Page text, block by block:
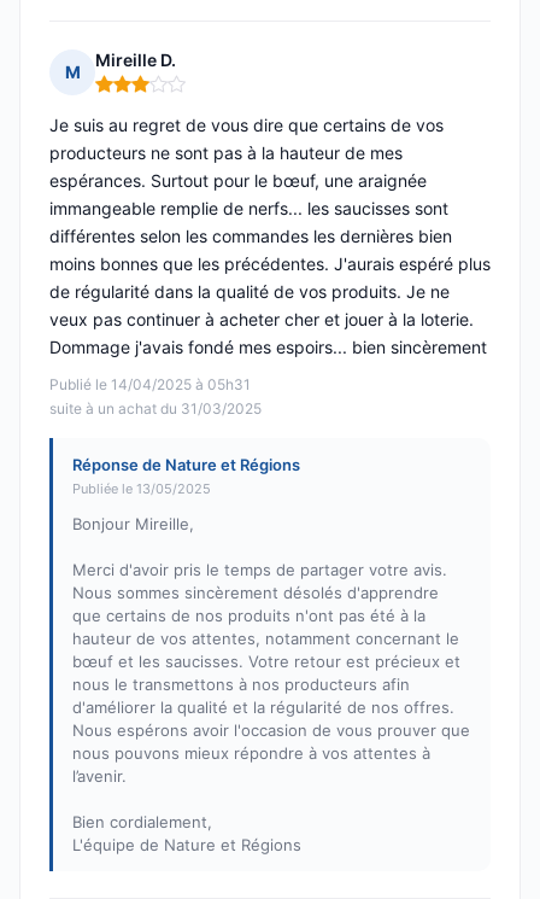
M
Mireille D.
Note : 3 sur 5
Publié le 14/04/2025 à 05h31
suite à un achat du 31/03/2025
Je suis au regret de vous dire que certains de vos
producteurs ne sont pas à la hauteur de mes
espérances. Surtout pour le bœuf, une araignée
immangeable remplie de nerfs... les saucisses sont
différentes selon les commandes les dernières bien
moins bonnes que les précédentes. J'aurais espéré plus
de régularité dans la qualité de vos produits. Je ne
veux pas continuer à acheter cher et jouer à la loterie.
Dommage j'avais fondé mes espoirs... bien sincèrement
Réponse de Nature et Régions
Publiée le 13/05/2025
Bonjour Mireille,
Merci d'avoir pris le temps de partager votre avis.
Nous sommes sincèrement désolés d'apprendre
que certains de nos produits n'ont pas été à la
hauteur de vos attentes, notamment concernant le
bœuf et les saucisses. Votre retour est précieux et
nous le transmettons à nos producteurs afin
d'améliorer la qualité et la régularité de nos offres.
Nous espérons avoir l'occasion de vous prouver que
nous pouvons mieux répondre à vos attentes à
l’avenir.
Bien cordialement,
L'équipe de Nature et Régions